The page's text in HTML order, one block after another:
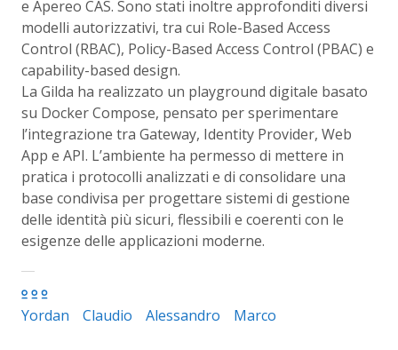
e Apereo CAS. Sono stati inoltre approfonditi diversi
modelli autorizzativi, tra cui Role-Based Access
Control (RBAC), Policy-Based Access Control (PBAC) e
capability-based design.
La Gilda ha realizzato un playground digitale basato
su Docker Compose, pensato per sperimentare
l’integrazione tra Gateway, Identity Provider, Web
App e API. L’ambiente ha permesso di mettere in
pratica i protocolli analizzati e di consolidare una
base condivisa per progettare sistemi di gestione
delle identità più sicuri, flessibili e coerenti con le
esigenze delle applicazioni moderne.
Yordan Claudio Alessandro Marco